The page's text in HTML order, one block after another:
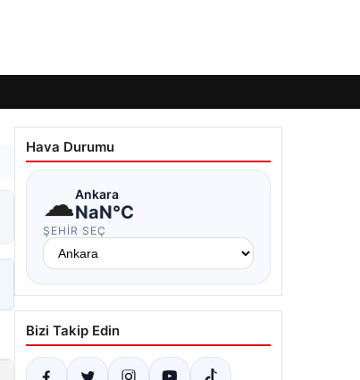
Hava Durumu
☁Ankara
NaN°C
ŞEHIR SEÇ
Bizi Takip Edin